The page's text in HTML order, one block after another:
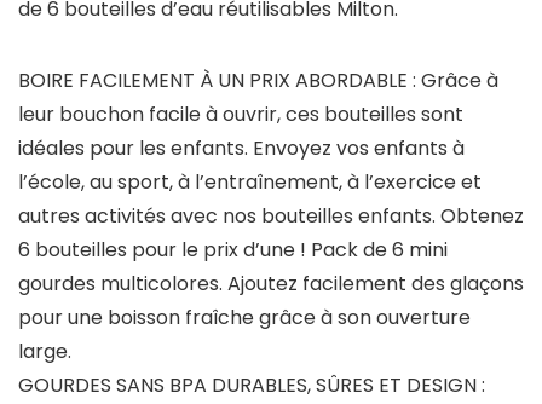
de 6 bouteilles d’eau réutilisables Milton.
BOIRE FACILEMENT À UN PRIX ABORDABLE : Grâce à
leur bouchon facile à ouvrir, ces bouteilles sont
idéales pour les enfants. Envoyez vos enfants à
l’école, au sport, à l’entraînement, à l’exercice et
autres activités avec nos bouteilles enfants. Obtenez
6 bouteilles pour le prix d’une ! Pack de 6 mini
gourdes multicolores. Ajoutez facilement des glaçons
pour une boisson fraîche grâce à son ouverture
large.
GOURDES SANS BPA DURABLES, SÛRES ET DESIGN :